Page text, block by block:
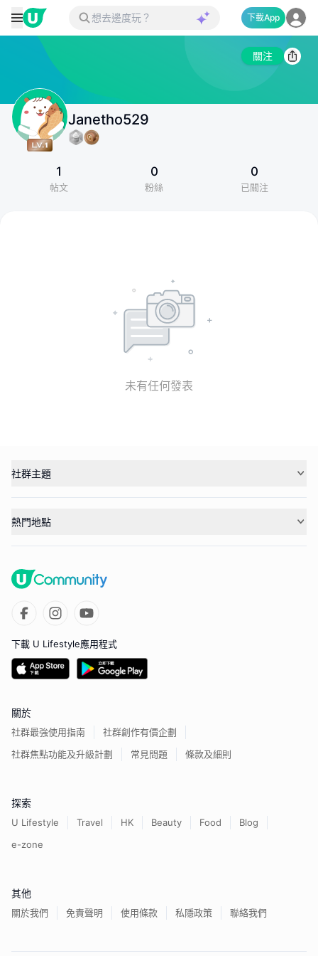
下載App
關注
Janetho529
1
帖文
0
粉絲
0
已關注
未有任何發表
社群主題
熱門地點
下載 U Lifestyle應用程式
關於
社群最強使用指南
社群創作有價企劃
社群焦點功能及升級計劃
常見問題 條款及細則
探索
U Lifestyle Travel HK Beauty Food
Blog
e-zone
其他
關於我們 免責聲明 使用條款 私隱政策 聯絡我們